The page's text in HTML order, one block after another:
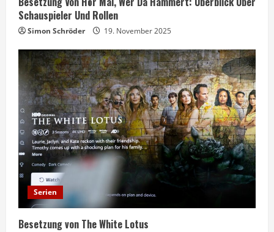
Schauspieler Und Rollen
Simon Schröder 19. November 2025
Serien
Besetzung von The White Lotus